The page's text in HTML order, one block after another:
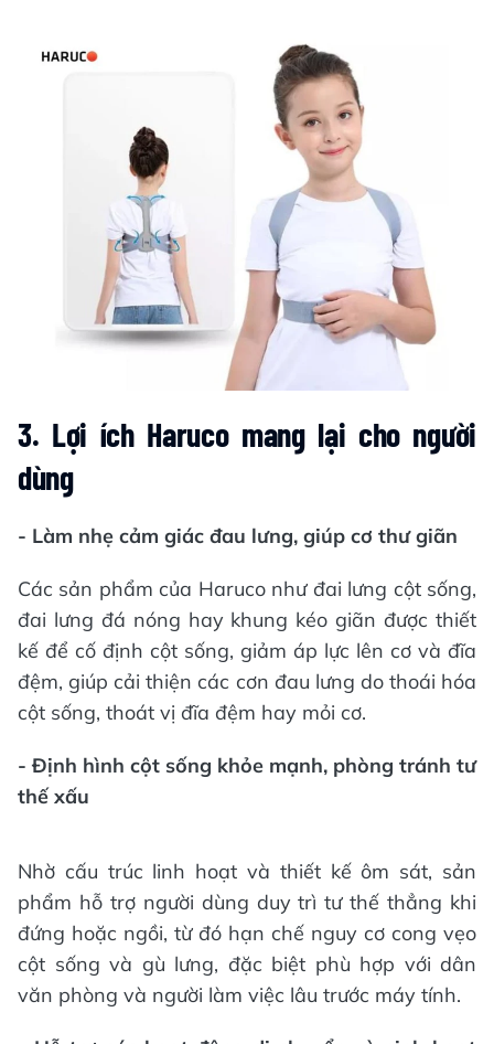
3. Lợi ích Haruco mang lại cho người
dùng
- Làm nhẹ cảm giác đau lưng, giúp cơ thư giãn
Các sản phẩm của Haruco như đai lưng cột sống,
đai lưng đá nóng hay khung kéo giãn được thiết
kế để cố định cột sống, giảm áp lực lên cơ và đĩa
đệm, giúp cải thiện các cơn đau lưng do thoái hóa
cột sống, thoát vị đĩa đệm hay mỏi cơ.
- Định hình cột sống khỏe mạnh, phòng tránh tư
thế xấu
Nhờ cấu trúc linh hoạt và thiết kế ôm sát, sản
phẩm hỗ trợ người dùng duy trì tư thế thẳng khi
đứng hoặc ngồi, từ đó hạn chế nguy cơ cong vẹo
cột sống và gù lưng, đặc biệt phù hợp với dân
văn phòng và người làm việc lâu trước máy tính.